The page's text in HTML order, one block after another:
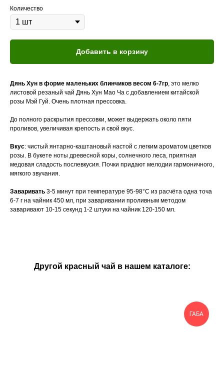
Количество
Добавить в корзину
Дянь Хун в форме маленьких блинчиков весом 6-7гр, это мелко
листовой резаный чай Дянь Хун Мао Ча с добавлением китайской
розы Мэй Гуй. Очень плотная прессовка.
До полного раскрытия прессовки, может выдержать около пяти
проливов, увеличивая крепость и свой вкус.
Вкус: чистый янтарно-каштановый настой с легким ароматом цветков
розы. В букете ноты древесной коры, солнечного леса, приятная
медовая сладость послевкусия. Почки придают мелодии гармоничного,
мягкого звучания.
Заваривать 3-5 минут при температуре 95-98°C из расчёта одна точа
6-7 г на чайник 450 мл, при заваривании проливным методом
заваривают 10-15 секунд 1-2 штуки на чайник 120-150 мл.
Другой красный чай в нашем каталоге:
ГАБА